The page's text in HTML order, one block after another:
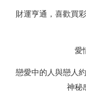
財運亨通，喜歡買
戀愛中的人與戀人
神秘